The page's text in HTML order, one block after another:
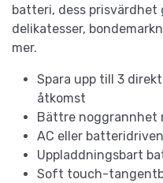
batteri, dess
delikatesser,
mer.
Spara upp till 3
åtkomst
Bättre noggrannhet
AC eller batteridriven
Uppladdningsbart
Soft touch-